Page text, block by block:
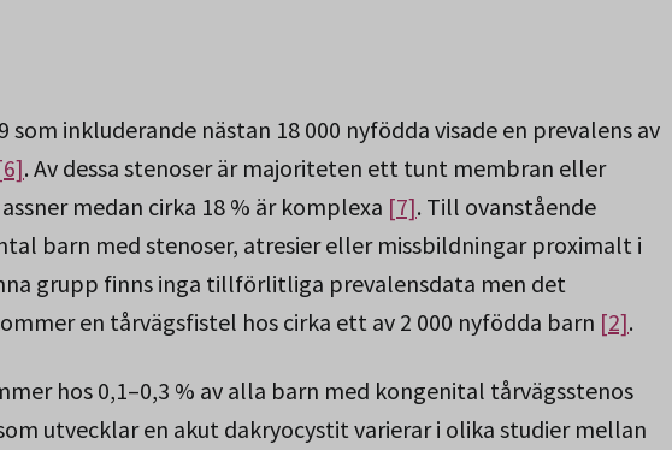
som inkluderande nästan 18 000 nyfödda visade en prevalens av
. Av dessa stenoser är majoriteten ett tunt membran eller
medan cirka 18 % är komplexa [7]. Till ovanstående
barn med stenoser, atresier eller missbildningar proximalt i
grupp finns inga tillförlitliga prevalensdata men det
en tårvägsfistel hos cirka ett av 2 000 nyfödda barn [2].
hos 0,1–0,3 % av alla barn med kongenital tårvägsstenos
utvecklar en akut dakryocystit varierar i olika studier mellan